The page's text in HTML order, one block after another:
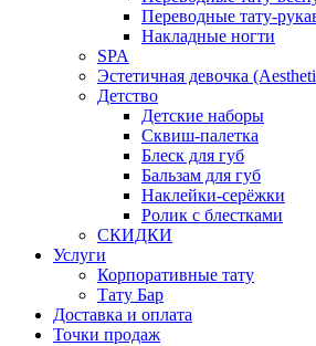
Переводные тату-
Накладные ногти
SPA
Эстетичная девочка
Детство
Детские наборы
Сквиш-палетка
Блеск для губ
Бальзам для губ
Наклейки-серёжки
Ролик с блестками
СКИДКИ
Услуги
Корпоративные тату
Тату Бар
Доставка и оплата
Точки продаж